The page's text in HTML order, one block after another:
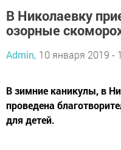
В Николаевку
озорные
Admin, 10 января 2019 -
В зимние каникулы, в
проведена
для детей.